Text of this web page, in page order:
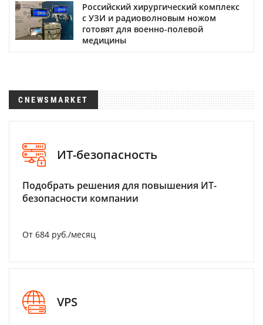
Российский хирургический комплекс
с УЗИ и радиоволновым ножом
готовят для военно-полевой
медицины
CNEWSMARKET
ИТ-безопасность
Подобрать решения для повышения ИТ-
безопасности компании
От 684 руб./месяц
VPS